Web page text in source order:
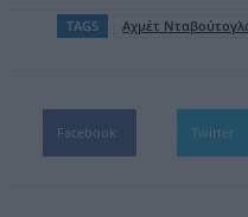
TAGS Αχμέτ
Facebook Twitter